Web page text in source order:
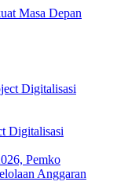
Masa Depan
Digitalisasi